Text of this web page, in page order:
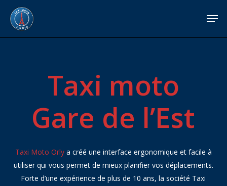
main
Taxi moto
Gare de l’Est
Taxi Moto Orlya créé une interface ergonomique et facile à
utiliser qui vous permet de mieux planifier vos déplacements.
Forte d’une expérience de plus de 10 ans, la société Taxi